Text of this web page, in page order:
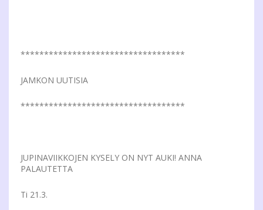
***********************************
JAMKON UUTISIA
***********************************
JUPINAVIIKKOJEN KYSELY ON NYT AUKI! ANNA
PALAUTETTA
Ti 21.3.